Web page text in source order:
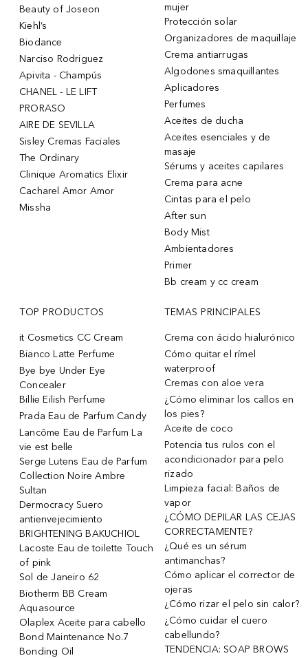
Beauty of Joseon
Kiehl’s
Biodance
Narciso Rodriguez
Apivita - Champús
CHANEL - LE LIFT
PRORASO
AIRE DE SEVILLA
Sisley Cremas Faciales
The Ordinary
Clinique Aromatics Elixir
Cacharel Amor Amor
Missha
mujer
Protección solar
Organizadores de maquillaje
Crema antiarrugas
Algodones smaquillantes
Aplicadores
Perfumes
Aceites de ducha
Aceites esenciales y de
masaje
Sérums y aceites capilares
Crema para acne
Cintas para el pelo
After sun
Body Mist
Ambientadores
Primer
Bb cream y cc cream
TOP PRODUCTOS
it Cosmetics CC Cream
Bianco Latte Perfume
Bye bye Under Eye
Concealer
Billie Eilish Perfume
Prada Eau de Parfum Candy
Lancôme Eau de Parfum La
vie est belle
Serge Lutens Eau de Parfum
Collection Noire Ambre
Sultan
Dermocracy Suero
antienvejecimiento
BRIGHTENING BAKUCHIOL
Lacoste Eau de toilette Touch
of pink
Sol de Janeiro 62
Biotherm BB Cream
Aquasource
Olaplex Aceite para cabello
Bond Maintenance No.7
Bonding Oil
TEMAS PRINCIPALES
Crema con ácido hialurónico
Cómo quitar el rímel
waterproof
Cremas con aloe vera
¿Cómo eliminar los callos en
los pies?
Aceite de coco
Potencia tus rulos con el
acondicionador para pelo
rizado
Limpieza facial: Baños de
vapor
¿CÓMO DEPILAR LAS CEJAS
CORRECTAMENTE?
¿Qué es un sérum
antimanchas?
Cómo aplicar el corrector de
ojeras
¿Cómo rizar el pelo sin calor?
¿Cómo cuidar el cuero
cabellundo?
TENDENCIA: SOAP BROWS